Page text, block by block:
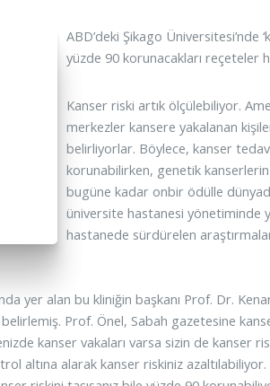
ABD’deki Şikago Üniversitesi’nde
yüzde 90 korunacakları reçeteler
Kanser riski artık ölçülebiliyor.
merkezler kansere yakalanan
belirliyorlar. Böylece, kanser
korunabilirken, genetik
bugüne kadar onbir ödülle
üniversite hastanesi yönetiminde
hastanede sürdürelen
yer alan bu kliniğin başkanı Prof. Dr.
Prof. Önel, Sabah gazetesine
kanser vakaları varsa sizin de kanser
altına alarak kanser riskiniz